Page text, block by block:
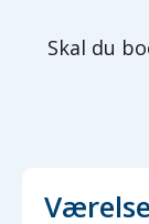
Skal du